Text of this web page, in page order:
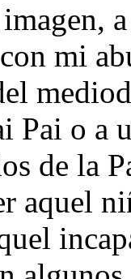
mi
Pai o a
de la
aquel